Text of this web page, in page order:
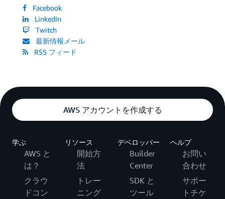
Facebook
LinkedIn
Twitch
最新情報メール
RSS フィード
AWS アカウントを作成する
学ぶ
AWS と
は？
クラウ
ドコン
リソース
開始方
法
トレー
ニング
デベロッパー
Builder
Center
SDK と
ツール
ヘルプ
お問い
合わせ
サポー
トチケ